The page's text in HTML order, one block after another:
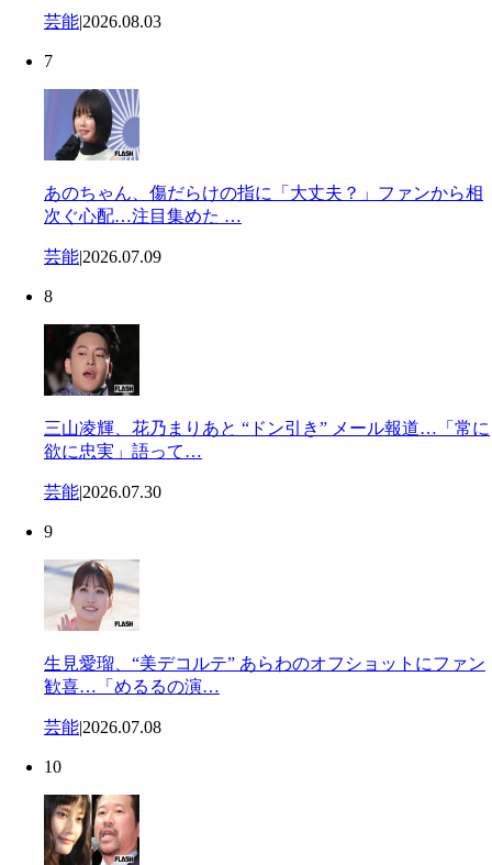
芸能|2026.08.03
7
あのちゃん、傷だらけの指に「大丈夫？」ファンから相
次ぐ心配…注目集めた …
芸能|2026.07.09
8
三山凌輝、花乃まりあと “ドン引き” メール報道…「常に
欲に忠実」語って…
芸能|2026.07.30
9
生見愛瑠、“美デコルテ” あらわのオフショットにファン
歓喜…「めるるの演…
芸能|2026.07.08
10